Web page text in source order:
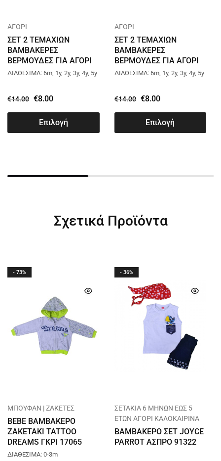
ΑΓΟΡΙ
ΣΕΤ 2 ΤΕΜΑΧΙΩΝ
ΒΑΜΒΑΚΕΡΕΣ
ΒΕΡΜΟΥΔΕΣ ΓΙΑ ΑΓΟΡΙ
JOYCE STREET BOYS
ΔΙΑΘΕΣΙΜΑ: 6m, 1y, 2y, 3y, 4y, 5y
€14.00 €8.00
Επιλογή
ΑΓΟΡΙ
ΣΕΤ 2 ΤΕΜΑΧΙΩΝ
ΒΑΜΒΑΚΕΡΕΣ
ΒΕΡΜΟΥΔΕΣ ΓΙΑ ΑΓΟΡΙ
JOYCE STREET BOYS
ΔΙΑΘΕΣΙΜΑ: 6m, 1y, 2y, 3y, 4y, 5y
€14.00 €8.00
Επιλογή
Σχετικά Προϊόντα
- 73%
ΜΠΟΥΦΑΝ | ΖΑΚΕΤΕΣ
BEBE ΒΑΜΒΑΚΕΡΟ
ΖΑΚΕΤΑΚΙ TATTOO
DREAMS ΓΚΡΙ 17065
ΔΙΑΘΕΣΙΜΑ: 0-3m
- 36%
ΣΕΤΑΚΙΑ 6 ΜΗΝΩΝ ΕΩΣ 5
ΕΤΩΝ ΑΓΟΡΙ ΚΑΛΟΚΑΙΡΙΝΑ
ΒΑΜΒΑΚΕΡΟ ΣΕΤ JOYCE
PARROT ΑΣΠΡΟ 91322